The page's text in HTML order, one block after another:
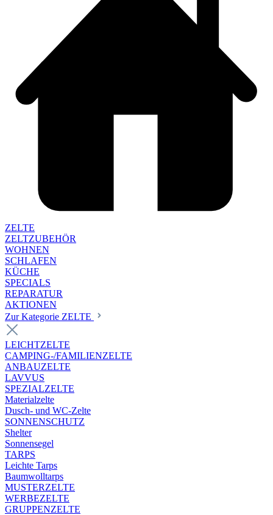
ZELTE
ZELTZUBEHÖR
WOHNEN
SCHLAFEN
KÜCHE
SPECIALS
REPARATUR
AKTIONEN
Zur Kategorie ZELTE
LEICHTZELTE
CAMPING-/FAMILIENZELTE
ANBAUZELTE
LAVVUS
SPEZIALZELTE
Materialzelte
Dusch- und WC-Zelte
SONNENSCHUTZ
Shelter
Sonnensegel
TARPS
Leichte Tarps
Baumwolltarps
MUSTERZELTE
WERBEZELTE
GRUPPENZELTE